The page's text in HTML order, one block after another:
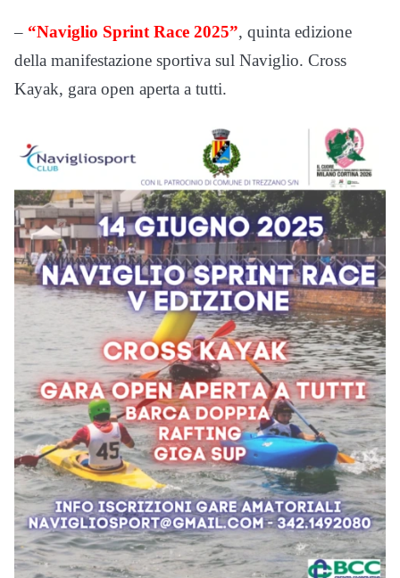
– “Naviglio Sprint Race 2025”, quinta edizione
della manifestazione sportiva sul Naviglio. Cross
Kayak, gara open aperta a tutti.